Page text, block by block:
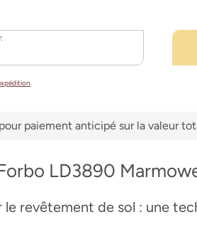
paiement anticipé sur la valeur
LD3890
revêtement de sol : une